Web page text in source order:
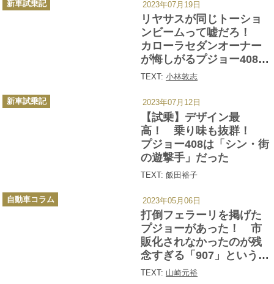
リヤサスが同じトーショ
ンビームって嘘だろ！
カローラセダンオーナー
が悔しがるプジョー408の
乗り心地
TEXT: 小林敦志
テ
新車試乗記 2023年07月19日
【試乗】デザイン最
高！ 乗り味も抜群！
プジョー408は「シン・街
の遊撃手」だった
TEXT: 飯田裕子
カ
テ
新車試乗記 2023年07月12日
打倒フェラーリを掲げた
プジョーがあった！ 市
販化されなかったのが残
念すぎる「907」という
500馬力V12を積んだスー
TEXT: 山崎元裕
カ
テ
自動車コラム 2023年05月06日